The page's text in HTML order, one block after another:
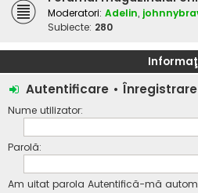
Moderatori: Adelin,
Subiecte: 280
Autentificare • Înregistrare
Nume utilizator:
Parolă:
Am uitat parola Autentifică-mă